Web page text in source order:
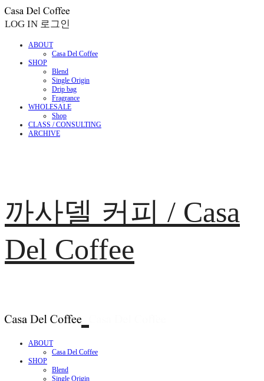
LOG IN 로그인
ABOUT
Casa Del Coffee
SHOP
Blend
Single Origin
Drip bag
Fragrance
WHOLESALE
Shop
CLASS / CONSULTING
ARCHIVE
까사델 커피 / Casa
Del Coffee
ABOUT
Casa Del Coffee
SHOP
Blend
Single Origin